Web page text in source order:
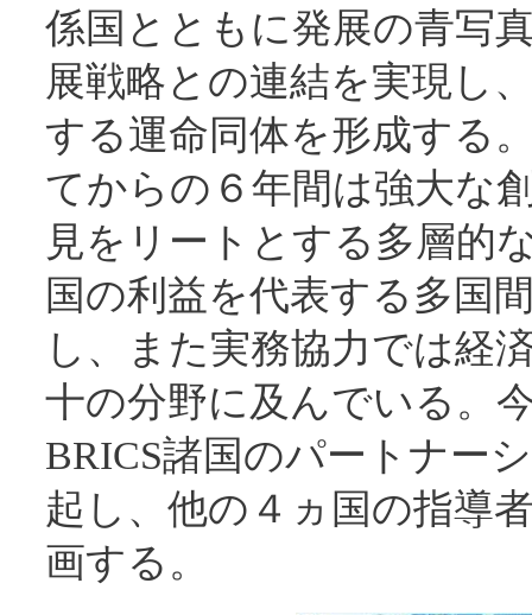
係国とともに発展の青写
展戦略との連結を実現し
する運命同体を形成する
てからの６年間は強大な
見をリートとする多層
国の利益を代表する多国
し、また実務協力では経
十の分野に及んでいる。
BRICS諸国のパートナー
起し、他の４ヵ国の指導
画する。